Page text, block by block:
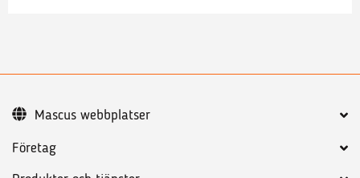
Företag
Mascus webbplatser